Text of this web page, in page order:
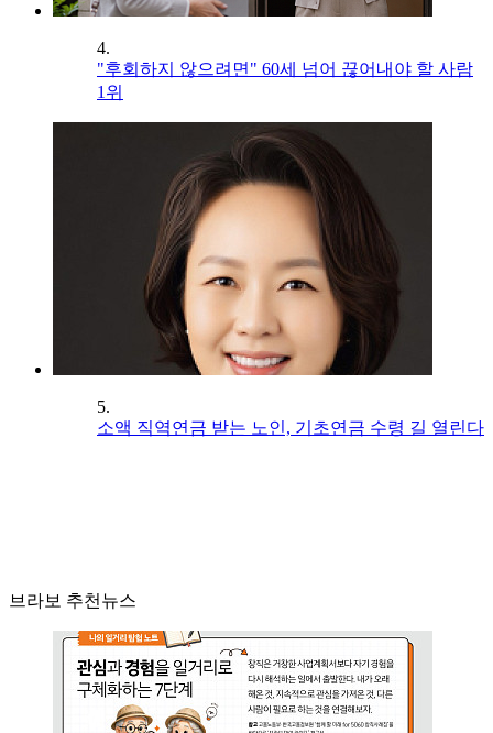
4.
"후회하지 않으려면" 60세 넘어 끊어내야 할 사람
1위
5.
소액 직역연금 받는 노인, 기초연금 수령 길 열린다
브라보 추천뉴스